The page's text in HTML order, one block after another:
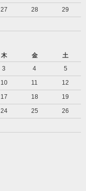
27 28
29
木 金
土
3 4
5
10 11
12
17 18
19
24 25
26